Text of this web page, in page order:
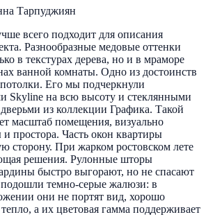
Тарпуджиян
всего подходит для описания
Разнообразные медовые оттенки
в текстурах дерева, но и в мраморе
ванной комнаты. Одно из достоинств
Его мы подчеркнули
Skyline на всю высоту и стеклянными
из коллекции Графика. Такой
масштаб помещения, визуально
простора. Часть окон квартиры
сторону. При жарком ростовском лете
решения. Рулонные шторы
быстро выгорают, но не спасают
темно-серые жалюзи: в
они не портят вид, хорошо
а их цветовая гамма поддерживает